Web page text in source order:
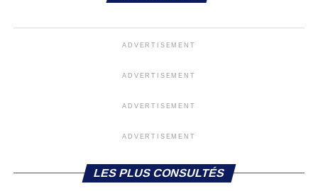
ADVERTISEMENT
ADVERTISEMENT
ADVERTISEMENT
ADVERTISEMENT
LES PLUS CONSULTÉS